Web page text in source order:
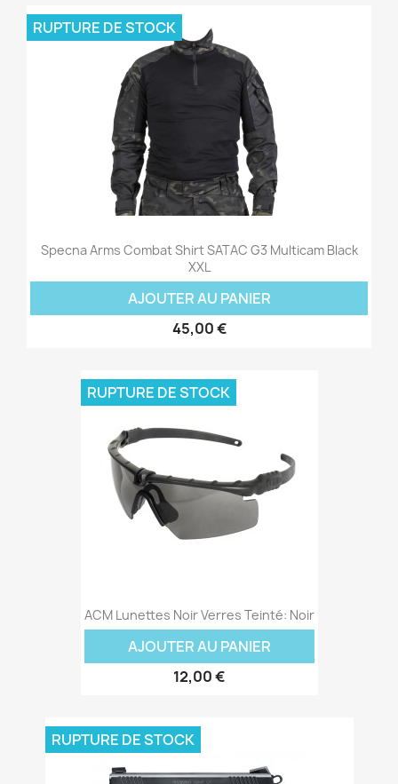
Specna Arms Combat Shirt SATAC G3 Multicam Black
XXL
AJOUTER AU PANIER
45,00 €
RUPTURE DE STOCK
ACM Lunettes Noir Verres Teinté: Noir
AJOUTER AU PANIER
12,00 €
RUPTURE DE STOCK
RUPTURE DE STOCK